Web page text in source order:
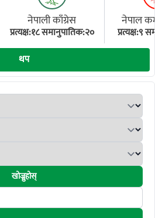
नेपाली काँग्रेस
प्रत्यक्ष:१८ समानुपातिक:२०
नेपाल
प्रत्यक्ष:९
थप
खोज्नुहोस्